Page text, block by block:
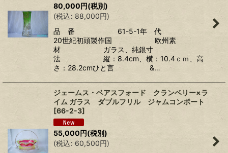
80,000円(税別)
(税込: 88,000円)
品 番 61-5-1年 代
20世紀初頭製作国 欧州素
材 ガラス、純銀寸
法 縦：8.4cm、横：10.4ｃｍ、高
さ：28.2cmひと言 &…
ジェームス・ベアスフォード クランベリー×ラ
イム ガラス ダブルフリル ジャムコンポート
[66-2-3]
55,000円(税別)
(税込: 60,500円)